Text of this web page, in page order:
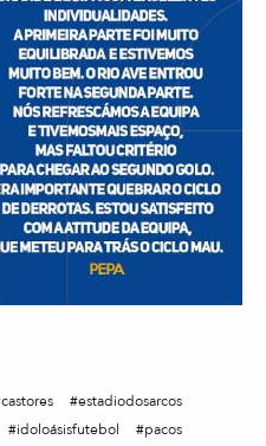
castores
estadiodosarcos
idoloásisfutebol
pacos